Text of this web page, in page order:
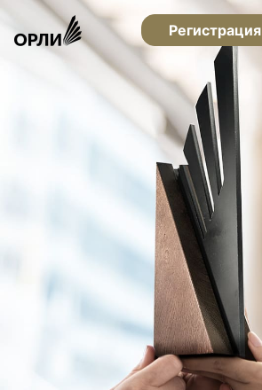
Регистрация